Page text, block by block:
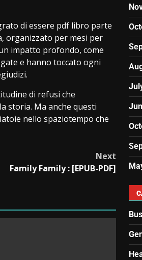
di essere pdf libro parte
organizzato per mesi per
impatto profondo, come
e hanno toccato ogni
di refusi che
storia. Ma anche questi
nello spaziotempo che
Next
Family Family : [EPUB-PDF]